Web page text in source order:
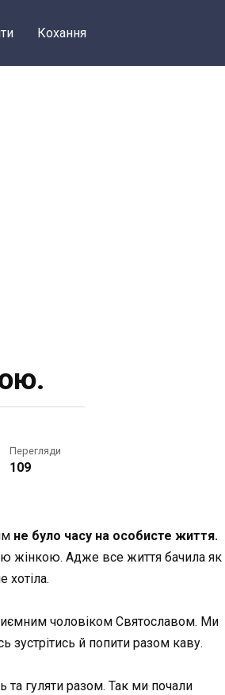
Кохання
Перегляди
109
не було часу на особисте життя.
жінкою. Адже все життя бачила
хотіла.
чоловіком Святославом. Ми
й попити разом каву.
та гуляти разом. Так ми почали